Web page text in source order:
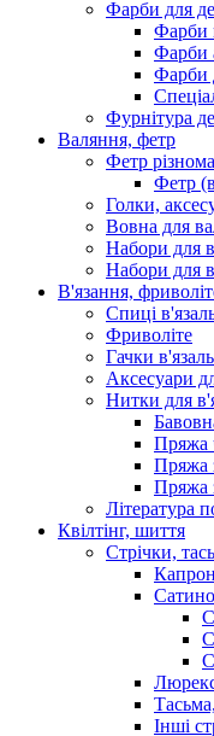
Фарби для
Фарби
Фарби
Фарби
Фурнітура
Валяння, фетр
Фетр
Фетр
Голки,
Вовна для
Набори для
Набори для
В'язання,
Спиці
Фриволіте
Гачки
Аксесуари
Нитки для
Пряжа
Пряжа
Пряжа
Література
Квілтінг, шиття
Стрічки,
Інші